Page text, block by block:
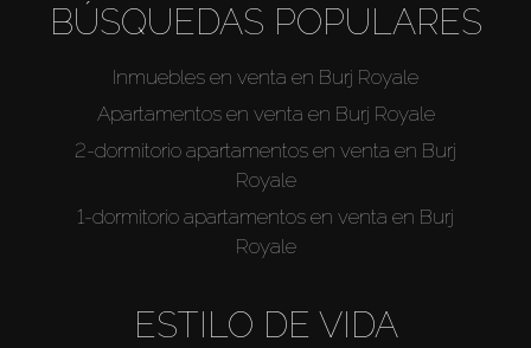
BÚSQUEDAS POPULARES
Inmuebles en venta en Burj Royale
Apartamentos en venta en Burj Royale
2-dormitorio apartamentos en venta en Burj
Royale
1-dormitorio apartamentos en venta en Burj
Royale
ESTILO DE VIDA